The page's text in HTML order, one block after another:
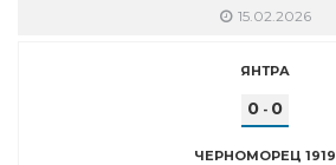
15.02.2026
ЯНТРА
0 - 0
ЧЕРНОМОРЕЦ 1919